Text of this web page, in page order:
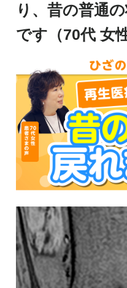
PRP治療
幹細胞培
慢性疼痛
ドクタ
症例
よくあ
クリニ
お知らせ 採用
予約フォーム
り、昔の普通
です（70代 女性